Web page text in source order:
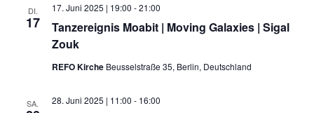
DI.
17
Tanzereignis Moabit | Moving Galaxies | Sigal
Zouk
17. Juni 2025 | 19:00 -21:00
REFO Kirche Beusselstraße 35, Berlin, Deutschland
SA. 28. Juni 2025 | 11:00 - 16:00